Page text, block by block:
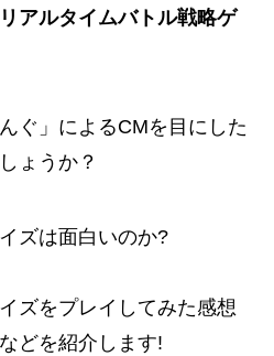
リアルタイムバトル戦略ゲ
ぐ」によるCMを目にした
ょうか？
ズは面白いのか?
ズをプレイしてみた感想
どを紹介します!